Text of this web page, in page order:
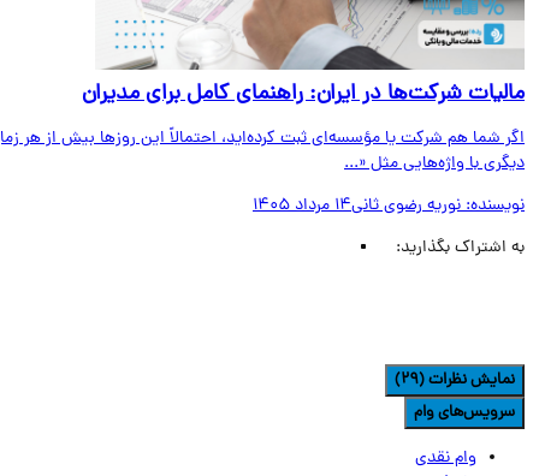
شرکت‌ها در ایران: راهنمای کامل برای مدیران
شما هم شرکت یا مؤسسه‌ای ثبت کرده‌اید، احتمالاً این روزها بیش از هر زمان
با واژه‌هایی مثل «...
نوریه رضوی ثانی14 مرداد 1405
اشتراک بگذارید:
نظرات (29)
وام
وام نقدی